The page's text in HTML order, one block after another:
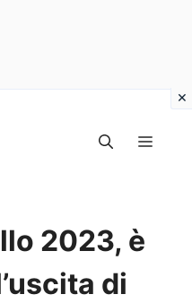
2023, è
di